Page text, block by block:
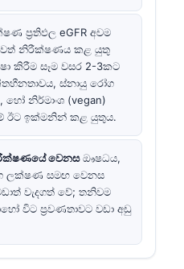
ප්‍රතිඵල eGFR අවම
නිරීක්ෂණය කළ යුතු
කිරීම සෑම වසර 2-3කට
ස්නායු රෝග
නිර්මාංශ (vegan)
ඊට ඉක්මනින් කළ යුතුය.
වෙනසඖෂධය,
ලක්ෂණ සමඟ වෙනස
වැදගත් වේ; තනිවම
විට ප්‍රවණතාවට වඩා අඩු